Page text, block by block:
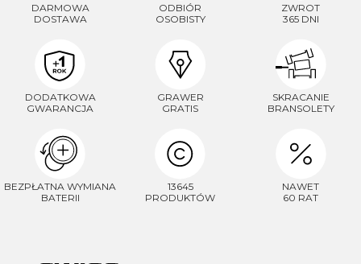
DARMOWA
DOSTAWA
ODBIÓR
OSOBISTY
ZWROT
365 DNI
DODATKOWA
GWARANCJA
GRAWER
GRATIS
SKRACANIE
BRANSOLETY
BEZPŁATNA WYMIANA
BATERII
13645
PRODUKTÓW
NAWET
60 RAT